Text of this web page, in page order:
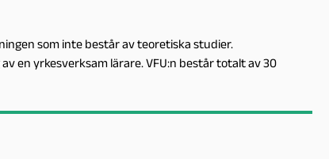
som inte består av teoretiska studier.
en yrkesverksam lärare. VFU:n består totalt av 30